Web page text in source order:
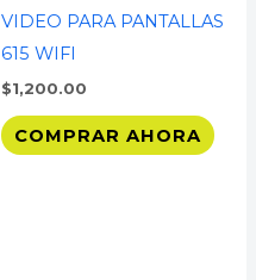
VIDEO PARA PANTALLAS
615 WIFI
$1,200.00
COMPRAR AHORA